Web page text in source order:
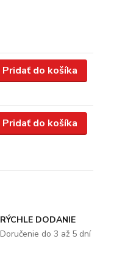
Pridať do košíka
Pridať do košíka
RÝCHLE DODANIE
Doručenie do 3 až 5 dní